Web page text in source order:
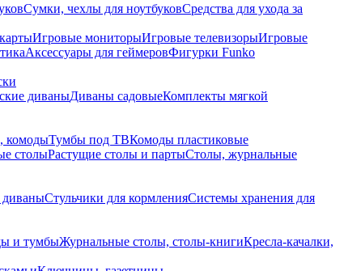
Сумки, чехлы для ноутбуковСредства для ухода за
Игровые мониторыИгровые телевизорыИгровые
Аксессуары для геймеровФигурки Funko
диваныДиваны садовыеКомплекты мягкой
комодыТумбы под ТВКомоды пластиковые
столыРастущие столы и партыСтолы, журнальные
диваныСтульчики для кормленияСистемы хранения для
и тумбыЖурнальные столы, столы-книгиКресла-качалки,